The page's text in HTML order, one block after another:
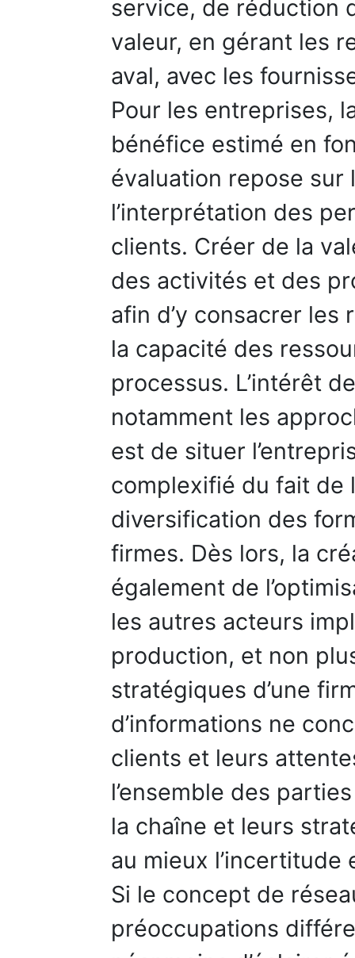
service, de réduction
valeur, en gérant les
aval, avec les
Pour les entreprises,
bénéfice estimé en
évaluation repose sur
l’interprétation des
clients. Créer de la
des activités et des
afin d’y consacrer les
la capacité des
processus. L’intérêt
notamment les
est de situer
complexifié du fait de
diversification des
firmes. Dès lors, la
également de
les autres acteurs
production, et non
stratégiques d’une
d’informations ne
clients et leurs
l’ensemble des
la chaîne et leurs
au mieux l’incertitude
Si le concept de
préoccupations